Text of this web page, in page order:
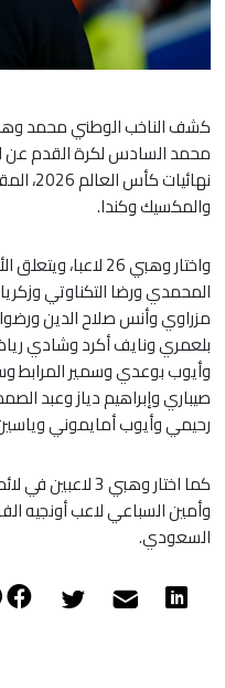
كشف الناخب الوطني محمد
محمد السادس لكرة القدم عن
والمكسيك وكندا.
واختار وهبي 26
المحمدي ورضا التكناوتي
مزراوي وأنس صلاح الدين
بلعمري ونايف أكرد وشادي
وأيوب بوعدي وسمير المرابط
صيباري وإبراهيم دياز وعبد
رحيمي وأيوب أمايموني
كما اختار وهبي 3
وأمين السباعي لاعب أونجيه
السعودي.